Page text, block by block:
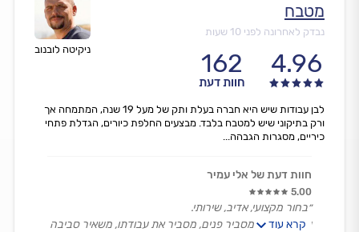
ניקיטה לובנוב
מטבח
נבדק לאחרונה לפני 10 שעות
4.96
162
חוות דעת
לבן עבודות שיש היא חברה בעלת ותק של מעל 19 שנה, המתמחה אך
ורק בתיקוני שיש למטבח בלבד. מבצעים החלפת כיורים, הגדלת פתחי
כיריים, מסגרות הגבהה...
חוות דעת של אלי עמיר
5.00
״בחור מקצועי, אדיב, שירותי.
עובד מסודר, מסביר פנים, מסביר את עבודתו, משאיר סביבה
קרא עוד